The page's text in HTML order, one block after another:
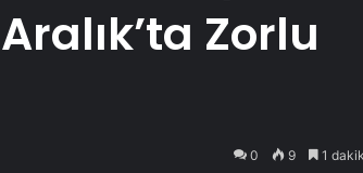
Zorlu
0 9 1